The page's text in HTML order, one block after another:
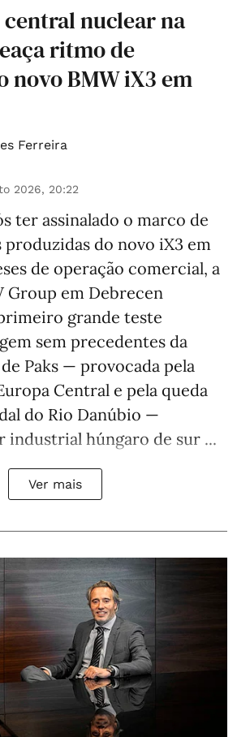
central nuclear na
ritmo de
novo BMW iX3 em
Ferreira
2026, 20:22
ter assinalado o marco de
do novo iX3 em
de operação comercial, a
Group em Debrecen
grande teste
sem precedentes da
Paks — provocada pela
Central e pela queda
do Rio Danúbio —
industrial húngaro de sur ...
Ver mais